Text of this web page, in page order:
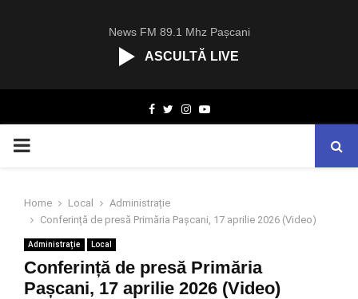
News FM 89.1 Mhz Pașcani
ASCULTĂ LIVE
Facebook
TwitterInstagram
Youtube
PRIMARY
Home Local
Administrație
Conferință de presă Primăria Pașcani, 17 aprilie 2026 (Video)
Administrație Local
Conferință de presă Primăria
Pașcani, 17 aprilie 2026 (Video)